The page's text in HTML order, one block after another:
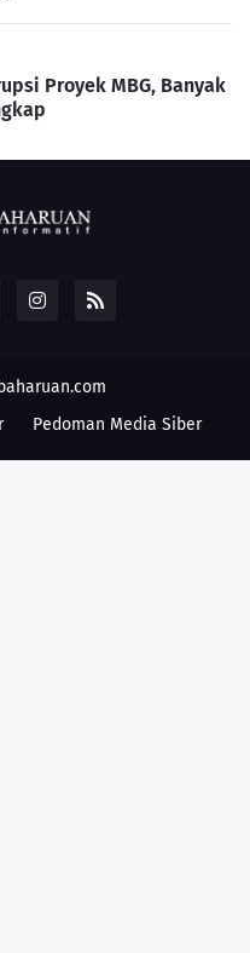
Proyek MBG, Banyak
Pedoman Media Siber